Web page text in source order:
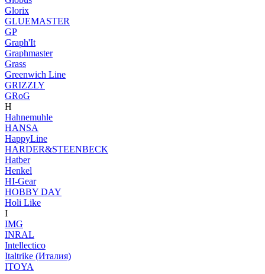
Glorix
GLUEMASTER
GP
Graph'It
Graphmaster
Grass
Greenwich Line
GRIZZLY
GRoG
H
Hahnemuhle
HANSA
HappyLine
HARDER&STEENBECK
Hatber
Henkel
HI-Gear
HOBBY DAY
Holi Like
I
IMG
INRAL
Intellectico
Italtrike (Италия)
ITOYA